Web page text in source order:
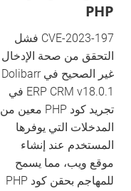
PHP
CVE-2023-197 فشل
التحقق من صحة الإدخال
غير الصحيح في Dolibarr
ERP CRM v18.0.1 في
تجريد كود PHP معين من
المدخلات التي يوفرها
المستخدم عند إنشاء
موقع ويب، مما يسمح
للمهاجم بحقن كود PHP